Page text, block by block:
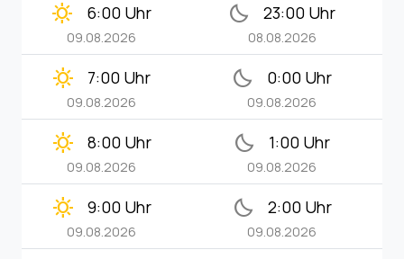
clear_day 6:00 Uhr
09.08.2026
bedtime 23:00 Uhr
08.08.2026
clear_day 7:00 Uhr
09.08.2026
bedtime 0:00 Uhr
09.08.2026
clear_day 8:00 Uhr
09.08.2026
bedtime 1:00 Uhr
09.08.2026
clear_day 9:00 Uhr
09.08.2026
bedtime 2:00 Uhr
09.08.2026